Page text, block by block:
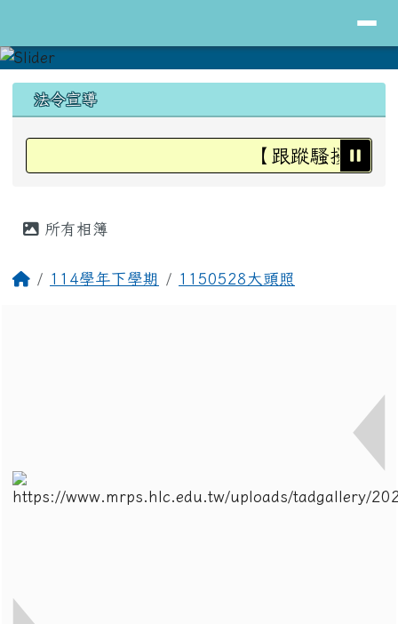
上中區域內容
法令宣導
【跟蹤騷擾防治
所有相簿
回首頁114學年下學期 1150528大頭照
頁尾區域